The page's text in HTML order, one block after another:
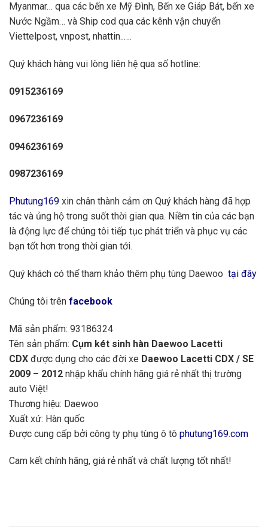
Myanmar… qua các bến xe Mỹ Đình, Bến xe Giáp Bát, bến xe
Nước Ngầm… và Ship cod qua các kênh vận chuyển
Viettelpost, vnpost, nhattin..….
Quý khách hàng vui lòng liên hệ qua số hotline:
0915236169
0967236169
0946236169
0987236169
Phutung169 xin chân thành cảm ơn Quý khách hàng đã hợp
tác và ủng hộ trong suốt thời gian qua. Niềm tin của các bạn
là động lực để chúng tôi tiếp tục phát triển và phục vụ các
bạn tốt hơn trong thời gian tới.
Quý khách có thể tham khảo thêm phụ tùng Daewoo tại đây
Chúng tôi trên facebook
Mã sản phẩm: 93186324
Tên sản phẩm: Cụm két sinh hàn Daewoo Lacetti
CDX được dụng cho các đời xe Daewoo Lacetti CDX / SE
2009 – 2012 nhập khẩu chính hãng giá rẻ nhất thị trường
auto Việt!
Thương hiệu: Daewoo
Xuất xứ: Hàn quốc
Được cung cấp bởi công ty phụ tùng ô tô phutung169.com
Cam kết chính hãng, giá rẻ nhất và chất lượng tốt nhất!